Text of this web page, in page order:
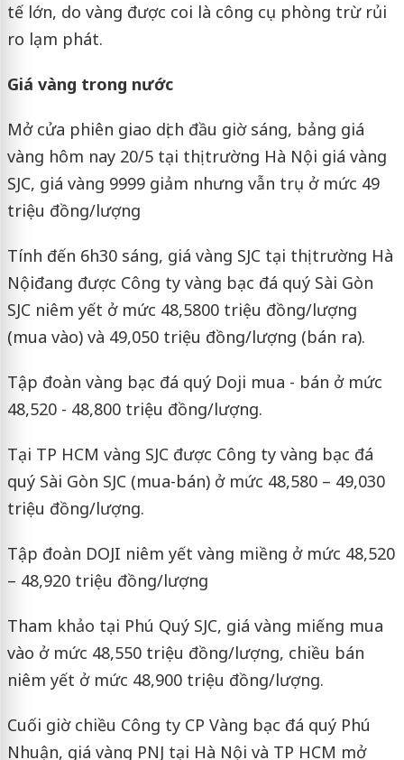
tế lớn, do vàng được coi là công cụ phòng trừ rủi
ro lạm phát.
Giá vàng trong nước
Mở cửa phiên giao dịch đầu giờ sáng, bảng giá
vàng hôm nay 20/5 tại thị trường Hà Nội giá vàng
SJC, giá vàng 9999 giảm nhưng vẫn trụ ở mức 49
triệu đồng/lượng
Tính đến 6h30 sáng, giá vàng SJC tại thị trường Hà
Nộiđang được Công ty vàng bạc đá quý Sài Gòn
SJC niêm yết ở mức 48,5800 triệu đồng/lượng
(mua vào) và 49,050 triệu đồng/lượng (bán ra).
Tập đoàn vàng bạc đá quý Doji mua - bán ở mức
48,520 - 48,800 triệu đồng/lượng.
Tại TP HCM vàng SJC được Công ty vàng bạc đá
quý Sài Gòn SJC (mua-bán) ở mức 48,580 – 49,030
triệu đồng/lượng.
Tập đoàn DOJI niêm yết vàng miềng ở mức 48,520
– 48,920 triệu đồng/lượng
Tham khảo tại Phú Quý SJC, giá vàng miếng mua
vào ở mức 48,550 triệu đồng/lượng, chiều bán
niêm yết ở mức 48,900 triệu đồng/lượng.
Cuối giờ chiều Công ty CP Vàng bạc đá quý Phú
Nhuận, giá vàng PNJ tại Hà Nội và TP HCM mở